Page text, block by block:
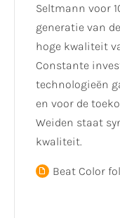
Seltmann voor
generatie van
hoge kwaliteit
Constante
technologieën
en voor de
Weiden staat
kwaliteit.
Beat Color